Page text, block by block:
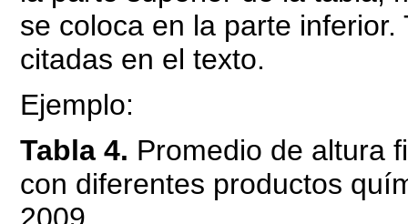
se coloca en la parte
citadas en el texto.
Ejemplo:
Tabla 4. Promedio de altura
con diferentes productos